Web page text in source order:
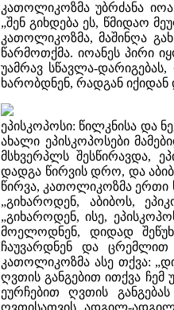
კათოლიკოზმა უბრძანა
„შენ გიხდება ეს, წმიდაო
კათოლიკოზმა, მაშინღა
წარმოთქმა. იოანეს პირი
უამრავ სწავლა-
ხარობდნენ, რადგან
ეპისკოპოსი: წილკნისა და
ახალი ეპისკოპოსები
მსხვერპლს შესწირავდა,
დადგა წირვის დრო, და
წირვა, კათოლიკოზმა ერთი
„გიხაროდენ, აბიბოს,
„გიხაროდენ, ისე,
მოელოდნენ, დიდად
ჩაუვარდნენ და ცრემლით
კათოლიკოზმა ასე თქვა:
ღვთის განგებით ითქვა ჩემ
ეურჩებით ღვთის
ღვთისათვის ადგილ-ადგილ